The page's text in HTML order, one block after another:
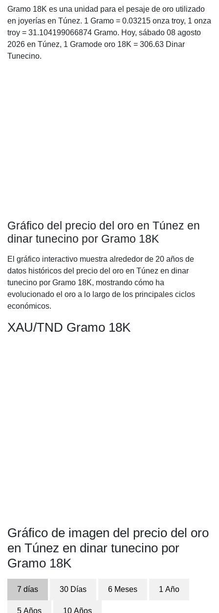
Gramo 18K es una unidad para el pesaje de oro utilizado
en joyerías en Túnez. 1 Gramo = 0.03215 onza troy, 1 onza
troy = 31.104199066874 Gramo. Hoy, sábado 08 agosto
2026 en Túnez, 1 Gramode oro 18K = 306.63 Dinar
Tunecino.
Gráfico del precio del oro en Túnez en
dinar tunecino por Gramo 18K
El gráfico interactivo muestra alrededor de 20 años de
datos históricos del precio del oro en Túnez en dinar
tunecino por Gramo 18K, mostrando cómo ha
evolucionado el oro a lo largo de los principales ciclos
económicos.
XAU/TND Gramo 18K
Gráfico de imagen del precio del oro
en Túnez en dinar tunecino por
Gramo 18K
7 días 30 Días 6 Meses 1 Año
5 Años 10 Años